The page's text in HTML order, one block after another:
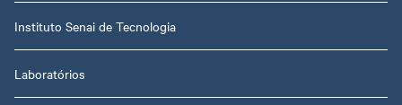
Instituto Senai de Tecnologia
Laboratórios